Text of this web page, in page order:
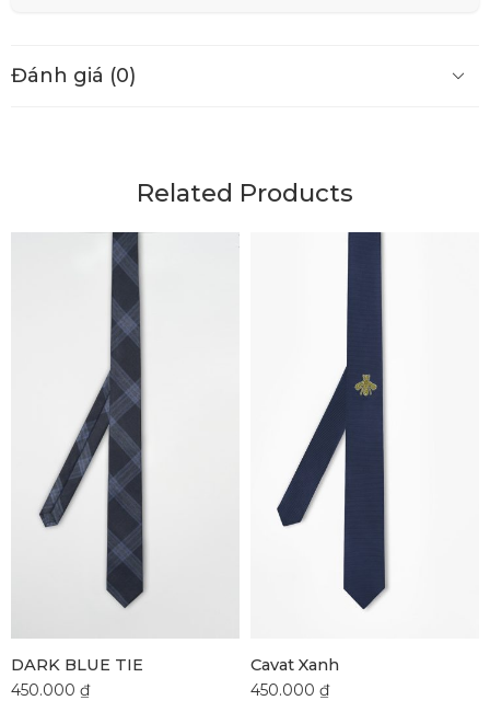
Đánh giá (0)
Related Products
DARK BLUE TIE
450.000 ₫
Cavat Xanh
450.000 ₫